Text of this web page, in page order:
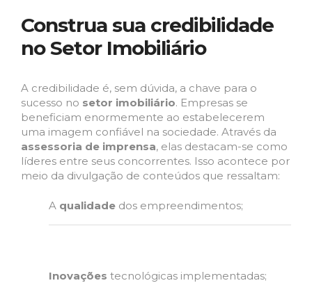
Construa sua credibilidade
no Setor Imobiliário
A credibilidade é, sem dúvida, a chave para o
sucesso no setor imobiliário. Empresas se
beneficiam enormemente ao estabelecerem
uma imagem confiável na sociedade. Através da
assessoria de imprensa, elas destacam-se como
líderes entre seus concorrentes. Isso acontece por
meio da divulgação de conteúdos que ressaltam:
A qualidade dos empreendimentos;
Inovações tecnológicas implementadas;